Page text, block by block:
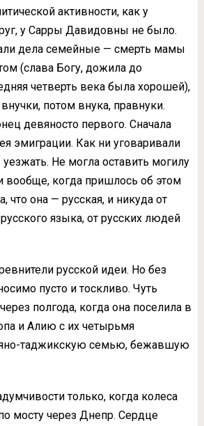
активности, как у
у Сарры Давидовны не было.
дела семейные — смерть мамы
(слава Богу, дожила до
четверть века была хорошей),
потом внука, правнуки.
девяносто первого. Сначала
эмиграции. Как ни уговаривали
уезжать. Не могла оставить могилу
когда пришлось об этом
что она — русская, и никуда от
языка, от русских людей
русской идеи. Но без
пусто и тоскливо. Чуть
полгода, когда она поселила в
и Алию с их четырьмя
таджикскую семью, бежавшую
только, когда колеса
мосту через Днепр. Сердце